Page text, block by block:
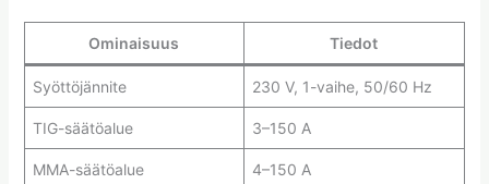
Ominaisuus Tiedot
Syöttöjännite 230 V, 1-vaihe, 50/60 Hz
TIG-säätöalue 3–150 A
MMA-säätöalue 4–150 A